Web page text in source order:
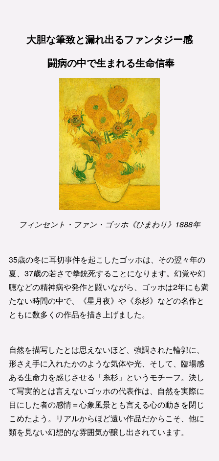
大胆な筆致と漏れ出るファンタジー感
闘病の中で生まれる生命信奉
フィンセント・ファン・ゴッホ《ひまわり》1888年
35歳の冬に耳切事件を起こしたゴッホは、その翌々年の
夏、37歳の若さで拳銃死することになります。幻覚や幻
聴などの精神病や発作と闘いながら、ゴッホは2年にも満
たない時間の中で、《星月夜》や《糸杉》などの名作と
ともに数多くの作品を描き上げました。
自然を描写したとは思えないほど、強調された輪郭に、
形さえ手に入れたかのような気体や光、そして、臨場感
ある生命力を感じさせる「糸杉」というモチーフ。決し
て写実的とは言えないゴッホの代表作は、自然を実際に
目にした者の感情＝心象風景とも言える心の動きを閉じ
こめたよう。リアルからほど遠い作品だからこそ、他に
類を見ない幻想的な雰囲気が醸し出されています。